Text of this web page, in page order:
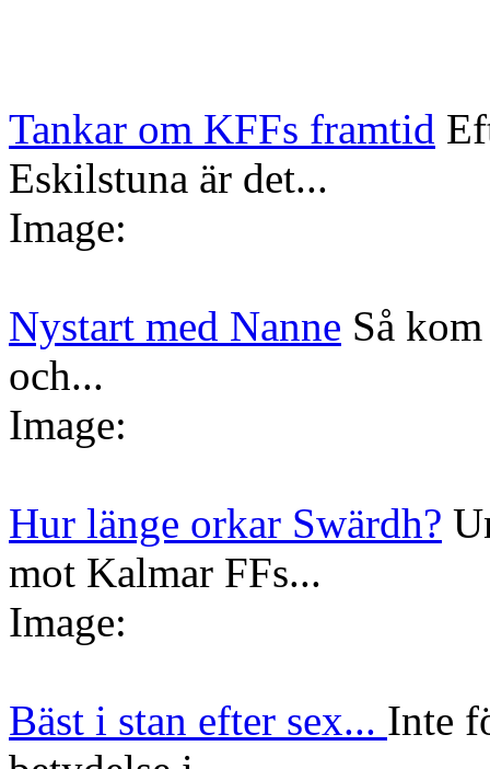
Tankar om KFFs framtid
Eskilstuna är det...
Image:
Nystart med Nanne Så
och...
Image:
Hur länge orkar Swärdh?
mot Kalmar FFs...
Image:
Bäst i stan efter sex... Inte